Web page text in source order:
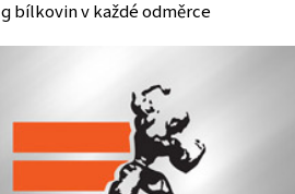
g bílkovin v každé odměrce